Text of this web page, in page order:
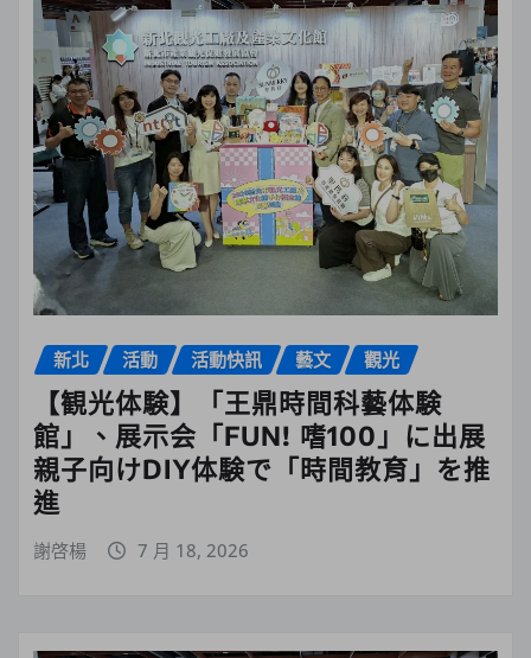
新北 活動 活動快訊 藝文 觀光
【観光体験】「王鼎時間科藝体験
館」、展示会「FUN! 嗜100」に出展
親子向けDIY体験で「時間教育」を推
進
謝啓楊 7 月 18, 2026